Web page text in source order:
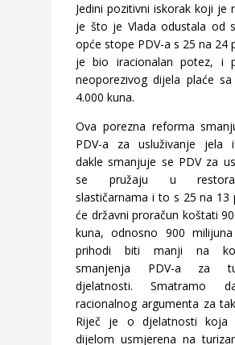
Jedini pozitivni iskorak koji je
je što je Vlada odustala od
opće stope PDV-a s 25 na 24
je bio iracionalan potez, i
neoporezivog dijela plaće
4.000 kuna.
Ova porezna reforma
PDV-a za usluživanje jela
dakle smanjuje se PDV za
se pružaju u
slastičarnama i to s 25 na 13
će državni proračun koštati
kuna, odnosno 900
prihodi biti manji na
smanjenja PDV-a za
djelatnosti. Smatramo
racionalnog argumenta za
Riječ je o djelatnosti koja
dijelom usmjerena na